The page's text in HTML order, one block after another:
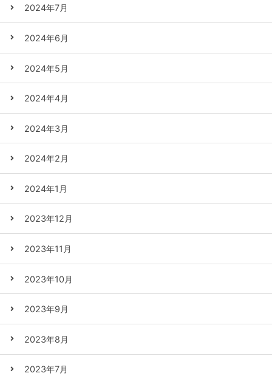
2024年7月
2024年6月
2024年5月
2024年4月
2024年3月
2024年2月
2024年1月
2023年12月
2023年11月
2023年10月
2023年9月
2023年8月
2023年7月